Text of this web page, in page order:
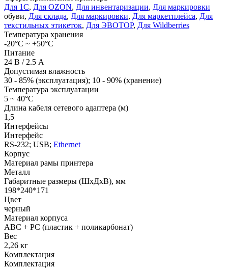
Для 1С, Для OZON, Для инвентаризации, Для маркировки
обуви, Для склада, Для маркировки, Для маркетплейса, Для
текстильных этикеток, Для ЭВОТОР, Для Wildberries
Температура хранения
-20°С ~ +50°С
Питание
24 В / 2.5 А
Допустимая влажность
30 - 85% (эксплуатация); 10 - 90% (хранение)
Температура эксплуатации
5 ~ 40°C
Длина кабеля сетевого адаптера (м)
1,5
Интерфейсы
Интерфейс
RS-232; USB; Ethernet
Корпус
Материал рамы принтера
Металл
Габаритные размеры (ШхДхВ), мм
198*240*171
Цвет
черный
Материал корпуса
ABC + PC (пластик + поликарбонат)
Вес
2,26 кг
Комплектация
Комплектация